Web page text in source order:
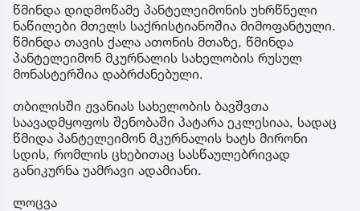
წმინდა დიდმოწამე პანტელეიმონის უხრწნელი
ნაწილები მთელს საქრისტიანოშია მიმოფანტული.
წმინდა თავის ქალა ათონის მთაზე, წმინდა
პანტელეიმონ მკურნალის სახელობის რუსულ
მონასტერშია დაბრძანებული.
თბილისში ჟვანიას სახელობის ბავშვთა
საავადმყოფოს შენობაში პატარა ეკლესიაა, სადაც
წმიდა პანტელეიმონ მკურნალის ხატს მირონი
სდის, რომლის ცხებითაც სასწაულებრივად
განიკურნა უამრავი ადამიანი.
ლოცვა